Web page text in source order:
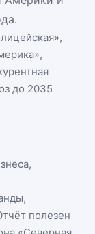
»,
,
до 2035
полезен